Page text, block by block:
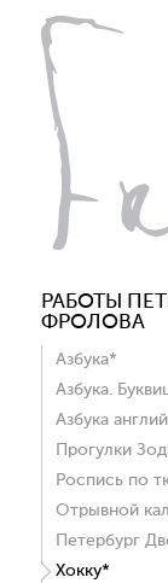
РАБОТЫ
ФРОЛОВА
Азбука*
Азбука.
Азбука
Прогулки
Роспись по
Отрывной
Петербург
Хокку*